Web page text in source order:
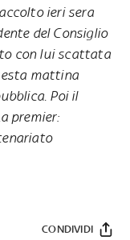
ieri sera
del Consiglio
con lui scattata
mattina
Poi il
premier:
CONDIVIDI